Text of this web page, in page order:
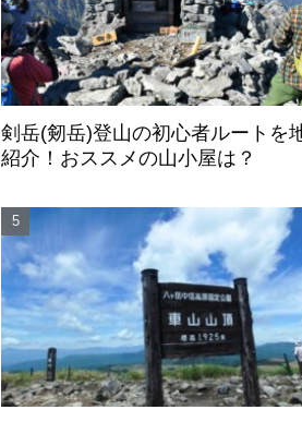
剣岳(剱岳)登山の初心者ルートを
紹介！おススメの山小屋は？